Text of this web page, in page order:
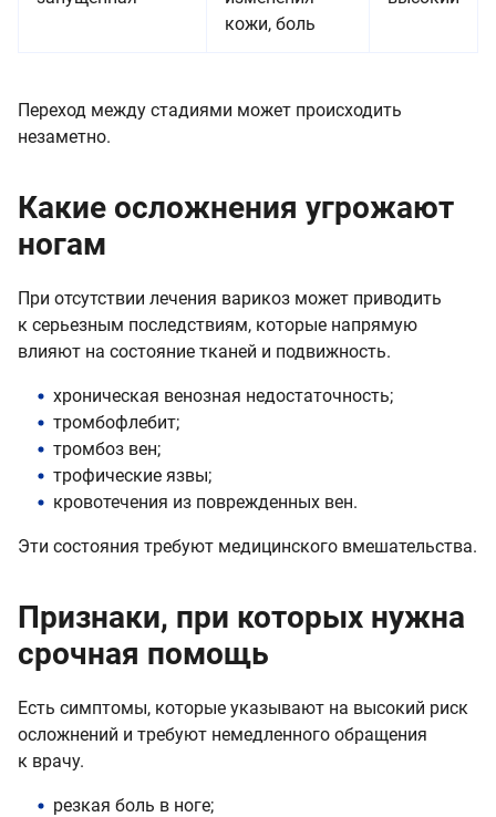
кожи, боль
Переход между стадиями может происходить
незаметно.
Какие осложнения угрожают
ногам
При отсутствии лечения варикоз может приводить
к серьезным последствиям, которые напрямую
влияют на состояние тканей и подвижность.
хроническая венозная недостаточность;
тромбофлебит;
тромбоз вен;
трофические язвы;
кровотечения из поврежденных вен.
Эти состояния требуют медицинского вмешательства.
Признаки, при которых нужна
срочная помощь
Есть симптомы, которые указывают на высокий риск
осложнений и требуют немедленного обращения
к врачу.
резкая боль в ноге;